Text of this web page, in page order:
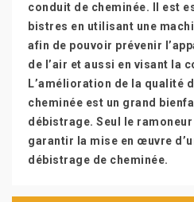
conduit de cheminée. Il est
bistres en utilisant une
afin de pouvoir prévenir
de l’air et aussi en visant la
L’amélioration de la qualité
cheminée est un grand
débistrage. Seul le
garantir la mise en œuvre
débistrage de cheminée.